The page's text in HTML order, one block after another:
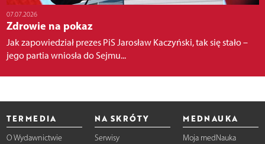
07.07.2026
Zdrowie na pokaz
Jak zapowiedział prezes PiS Jarosław Kaczyński, tak się stało –
jego partia wniosła do Sejmu...
TERMEDIA
O Wydawnictwie
NA SKRÓTY
Serwisy
MEDNAUKA
Moja medNauka